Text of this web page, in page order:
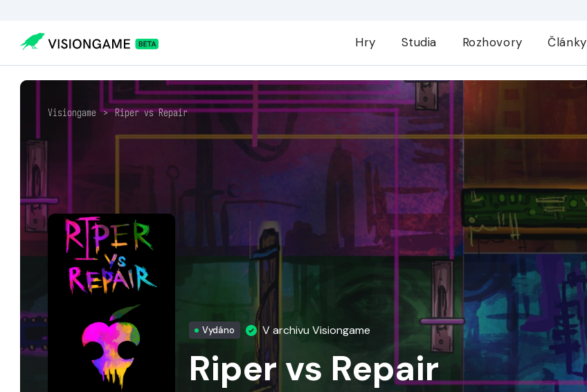
Hry Studia Rozhovory Články
Visiongame > Riper vs Repair
Vydáno V archivu Visiongame
Riper vs Repair